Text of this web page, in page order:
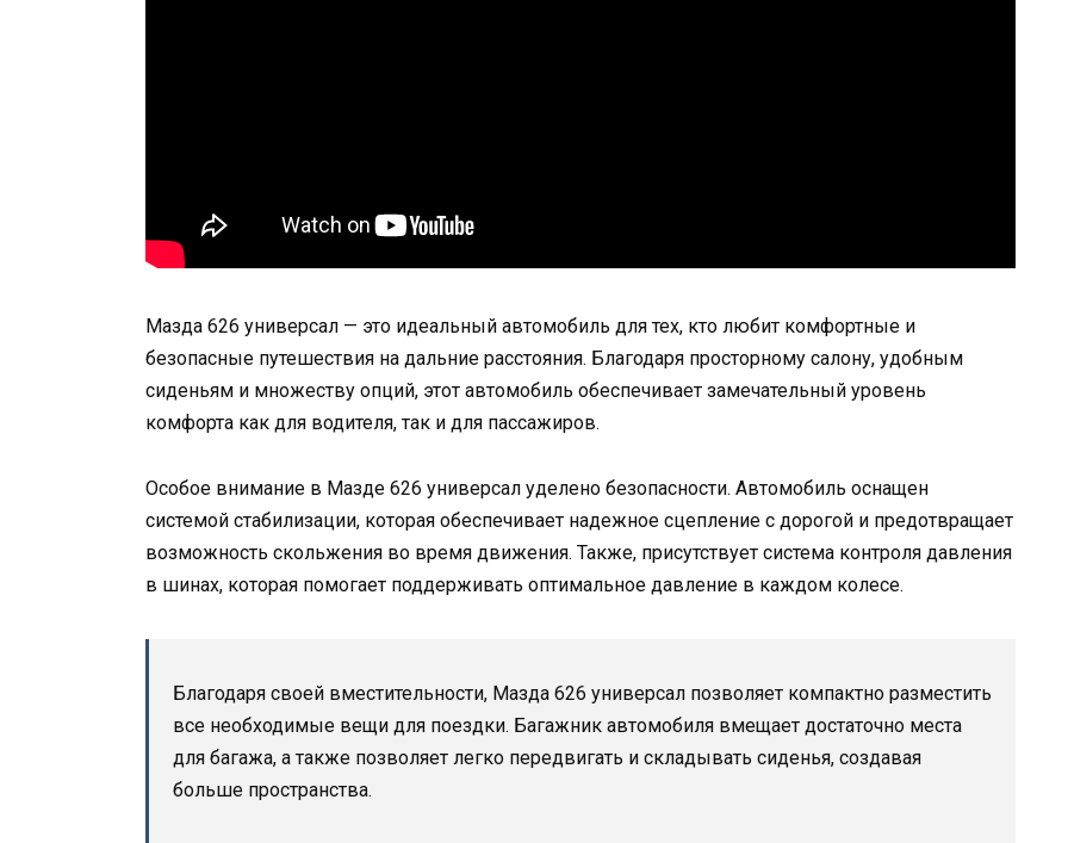
Мазда 626 универсал — это идеальный автомобиль для тех, кто любит комфортные и
безопасные путешествия на дальние расстояния. Благодаря просторному салону, удобным
сиденьям и множеству опций, этот автомобиль обеспечивает замечательный уровень
комфорта как для водителя, так и для пассажиров.
Особое внимание в Мазде 626 универсал уделено безопасности. Автомобиль оснащен
системой стабилизации, которая обеспечивает надежное сцепление с дорогой и предотвращает
возможность скольжения во время движения. Также, присутствует система контроля давления
в шинах, которая помогает поддерживать оптимальное давление в каждом колесе.
Благодаря своей вместительности, Мазда 626 универсал позволяет компактно разместить
все необходимые вещи для поездки. Багажник автомобиля вмещает достаточно места
для багажа, а также позволяет легко передвигать и складывать сиденья, создавая
больше пространства.